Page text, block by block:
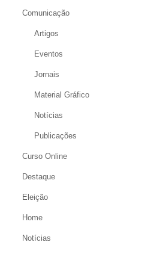
Comunicação
Artigos
Eventos
Jornais
Material Gráfico
Notícias
Publicações
Curso Online
Destaque
Eleição
Home
Notícias